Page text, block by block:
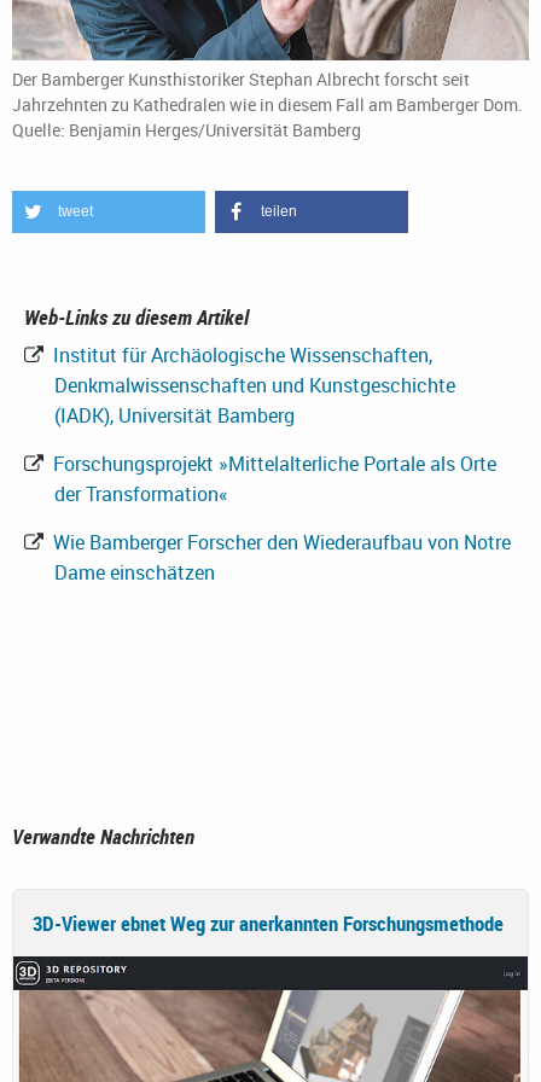
Der Bamberger Kunsthistoriker Stephan Albrecht forscht seit
Jahrzehnten zu Kathedralen wie in diesem Fall am Bamberger Dom.
Quelle: Benjamin Herges/Universität Bamberg
tweet teilen
Web-Links zu diesem Artikel
Institut für Archäologische Wissenschaften,
Denkmalwissenschaften und Kunstgeschichte
(IADK), Universität Bamberg
Forschungsprojekt »Mittelalterliche Portale als Orte
der Transformation«
Wie Bamberger Forscher den Wiederaufbau von Notre
Dame einschätzen
Verwandte Nachrichten
3D-Viewer ebnet Weg zur anerkannten Forschungsmethode